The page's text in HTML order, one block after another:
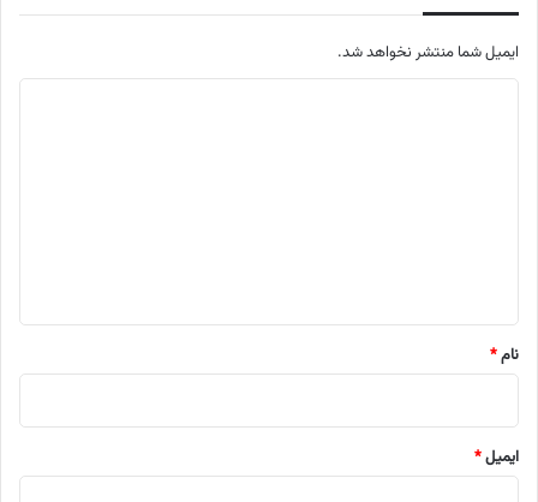
ایمیل شما منتشر نخواهد شد.
ا
ه
نام*
ایمیل*